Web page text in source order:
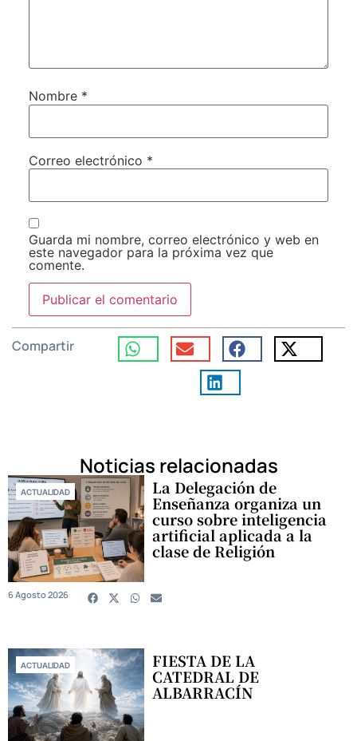
Nombre *
Correo electrónico *
Guarda mi nombre, correo electrónico y web en
este navegador para la próxima vez que
comente.
Compartir
Noticias relacionadas
ACTUALIDAD La Delegación de
Enseñanza organiza un
curso sobre inteligencia
artificial aplicada a la
clase de Religión
6 Agosto 2026
ACTUALIDAD FIESTA DE LA
CATEDRAL DE
ALBARRACÍN